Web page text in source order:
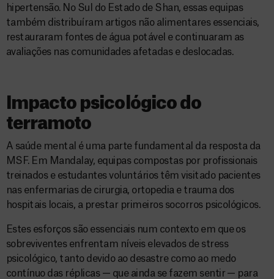
hipertensão. No Sul do Estado de Shan, essas equipas
também distribuíram artigos não alimentares essenciais,
restauraram fontes de água potável e continuaram as
avaliações nas comunidades afetadas e deslocadas.
Impacto psicológico do
terramoto
A saúde mental é uma parte fundamental da resposta da
MSF. Em Mandalay, equipas compostas por profissionais
treinados e estudantes voluntários têm visitado pacientes
nas enfermarias de cirurgia, ortopedia e trauma dos
hospitais locais, a prestar primeiros socorros psicológicos.
Estes esforços são essenciais num contexto em que os
sobreviventes enfrentam níveis elevados de stress
psicológico, tanto devido ao desastre como ao medo
contínuo das réplicas — que ainda se fazem sentir — para